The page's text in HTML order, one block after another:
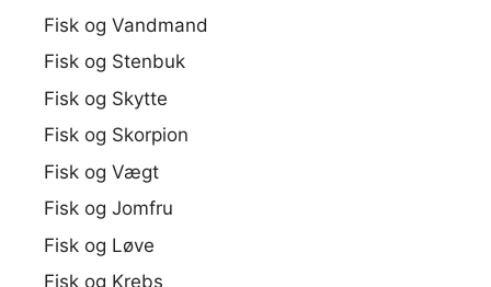
Fisk og Vandmand
Fisk og Stenbuk
Fisk og Skytte
Fisk og Skorpion
Fisk og Vægt
Fisk og Jomfru
Fisk og Løve
Fisk og Krebs